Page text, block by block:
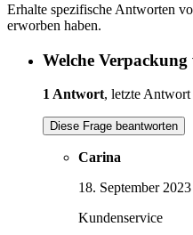
Erhalte spezifische Antworten
erworben haben.
Welche
1 Antwort, letzte
Diese Frage beantworten
Carina
18. September 2023
Kundenservice